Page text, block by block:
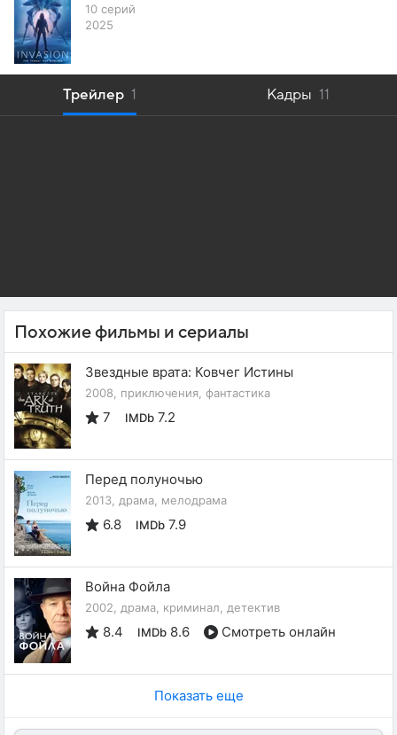
10 серий
2025
Трейлер 1 Кадры 11
Похожие фильмы и сериалы
Звездные врата: Ковчег Истины
2008, приключения, фантастика
7 IMDb 7.2
Перед полуночью
2013, драма, мелодрама
6.8 IMDb 7.9
Война Фойла
2002, драма, криминал, детектив
8.4 IMDb 8.6 Смотреть онлайн
Показать еще